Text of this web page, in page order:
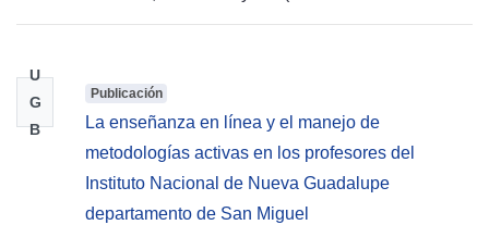
U
G
B
Publicación
La enseñanza en línea y el manejo de
metodologías activas en los profesores del
Instituto Nacional de Nueva Guadalupe
departamento de San Miguel